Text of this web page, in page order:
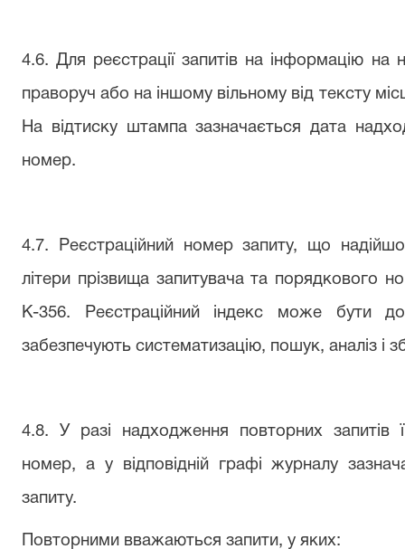
4.6. Для реєстрації запитів на інформацію
праворуч або на іншому вільному від тексту
На відтиску штампа зазначається дата
номер.
4.7. Реєстраційний номер запиту, що
літери прізвища запитувача та порядкового
К-356. Реєстраційний індекс може бути
забезпечують систематизацію, пошук, аналіз і
4.8. У разі надходження повторних запитів
номер, а у відповідній графі журналу
запиту.
Повторними вважаються запити, у яких: